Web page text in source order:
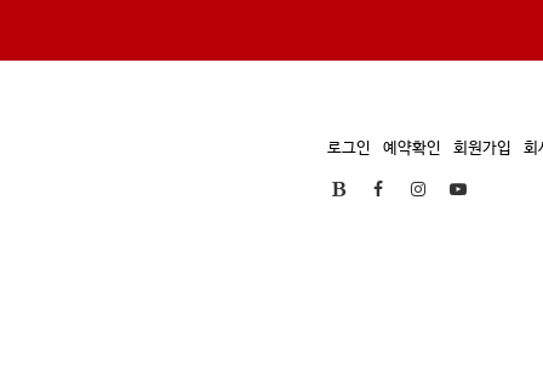
로그인 예약확인 회원가입 회